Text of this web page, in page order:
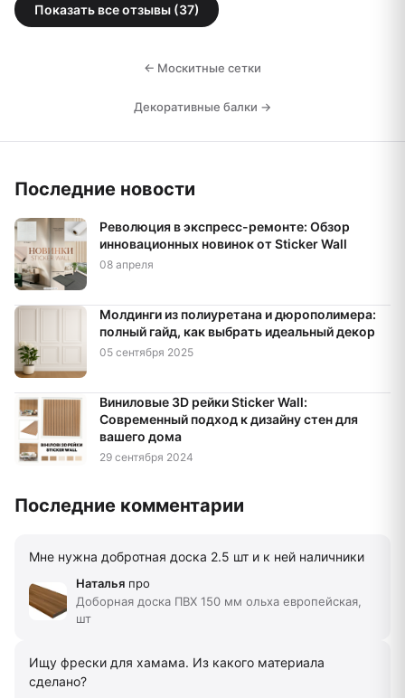
Показать все отзывы (37)
← Москитные сетки
Декоративные балки →
Последние новости
Революция в экспресс-ремонте: Обзор
инновационных новинок от Sticker Wall
08 апреля
Молдинги из полиуретана и дюрополимера:
полный гайд, как выбрать идеальный декор
05 сентября 2025
Виниловые 3D рейки Sticker Wall:
Современный подход к дизайну стен для
вашего дома
29 сентября 2024
Последние комментарии
Мне нужна добротная доска 2.5 шт и к ней наличники
Наталья про
Доборная доска ПВХ 150 мм ольха европейская,
шт
Ищу фрески для хамама. Из какого материала
сделано?